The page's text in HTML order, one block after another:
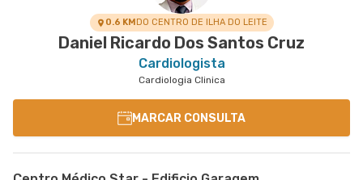
0.6 KMDO CENTRO DE ILHA DO LEITE
Daniel Ricardo Dos Santos Cruz
Cardiologista
Cardiologia Clinica
MARCAR CONSULTA